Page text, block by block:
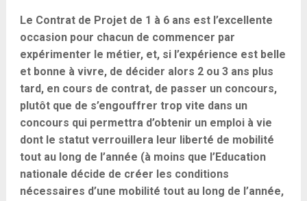
Le Contrat de Projet de 1 à 6 ans est l’excellente
occasion pour chacun de commencer par
expérimenter le métier, et, si l’expérience est belle
et bonne à vivre, de décider alors 2 ou 3 ans plus
tard, en cours de contrat, de passer un concours,
plutôt que de s’engouffrer trop vite dans un
concours qui permettra d’obtenir un emploi à vie
dont le statut verrouillera leur liberté de mobilité
tout au long de l’année (à moins que l’Education
nationale décide de créer les conditions
nécessaires d’une mobilité tout au long de l’année,